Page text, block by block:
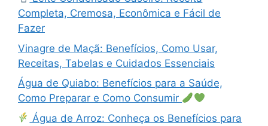
Completa, Cremosa, Econômica e Fácil de
Fazer
Vinagre de Maçã: Benefícios, Como Usar,
Receitas, Tabelas e Cuidados Essenciais
Água de Quiabo: Benefícios para a Saúde,
Como Preparar e Como Consumir
Água de Arroz: Conheça os Benefícios para